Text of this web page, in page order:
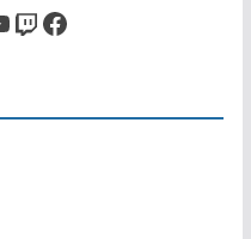
Twitch Facebook